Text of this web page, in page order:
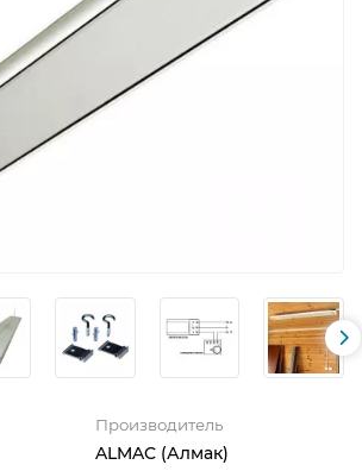
Производитель
ALMAC (Алмак)